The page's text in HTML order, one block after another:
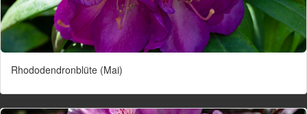
Rhododendronblüte (Mai)